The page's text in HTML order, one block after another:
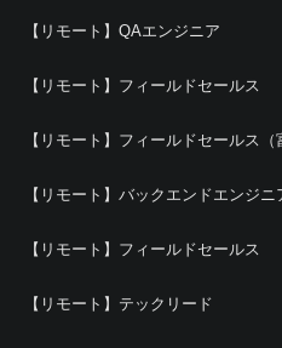
【リモート】QAエンジニア
【リモート】フィールドセールス
【リモート】フィールドセールス（
【リモート】バックエンドエンジニ
【リモート】フィールドセールス
【リモート】テックリード